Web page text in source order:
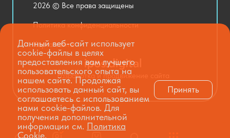
Национальные проекты
2026 © Все права защищены
Политика конфиденциальности
Карта сайта
Разработка и продвижение сайта
Данный веб-сайт использует
cookie-файлы в целях
предоставления вам лучшего
пользовательского опыта на
нашем сайте. Продолжая
использовать данный сайт, вы
соглашаетесь с использованием
нами cookie-файлов. Для
получения дополнительной
информации см. Политика
Cookie.
Принять